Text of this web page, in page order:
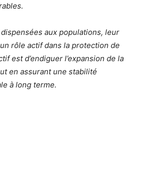
aux populations, leur
rôle actif dans la protection de
est d’endiguer l’expansion de la
en assurant une stabilité
à long terme.